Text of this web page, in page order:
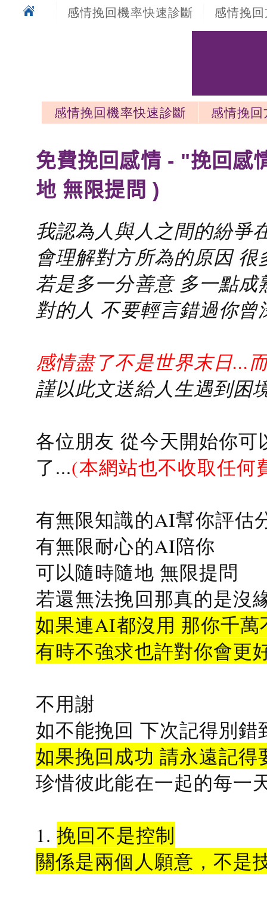
感情挽回機率快速診斷 感情挽
感情挽回機率快速診斷
感情挽
免費挽回感情 - "挽回感
地 無限提問 )
我認為人與人之間的紛爭
會理解對方所為的原因
若是多一分善意 多一點
對的人 不要輕言錯過你曾
感情盡了不是世界末日...
謹以此文送給人生遇到困
各位朋友 從今天開始你
了...(本網站也不收取任何
有無限知識的AI幫你評估
有無限耐心的AI陪你
可以隨時隨地 無限提問
若還無法挽回那真的是沒
如果連AI都沒用 那你千
有時不強求也許對你會更
不用謝
如不能挽回 下次記得別錯
如果挽回成功 請永遠記得
珍惜彼此能在一起的每一
1.挽回不是控制
關係是兩個人願意，不是